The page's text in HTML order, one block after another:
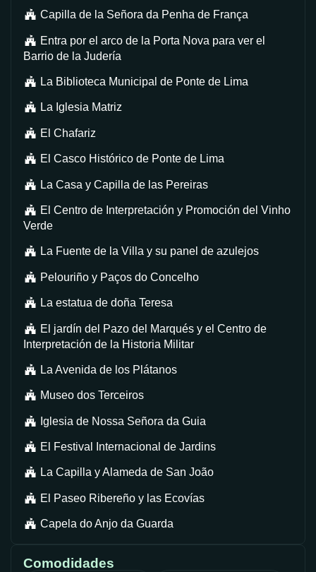
Capilla de la Señora da Penha de França
Entra por el arco de la Porta Nova para ver el
Barrio de la Judería
La Biblioteca Municipal de Ponte de Lima
La Iglesia Matriz
El Chafariz
El Casco Histórico de Ponte de Lima
La Casa y Capilla de las Pereiras
El Centro de Interpretación y Promoción del Vinho
Verde
La Fuente de la Villa y su panel de azulejos
Pelouriño y Paços do Concelho
La estatua de doña Teresa
El jardín del Pazo del Marqués y el Centro de
Interpretación de la Historia Militar
La Avenida de los Plátanos
Museo dos Terceiros
Iglesia de Nossa Señora da Guia
El Festival Internacional de Jardins
La Capilla y Alameda de San João
El Paseo Ribereño y las Ecovías
Capela do Anjo da Guarda
Comodidades